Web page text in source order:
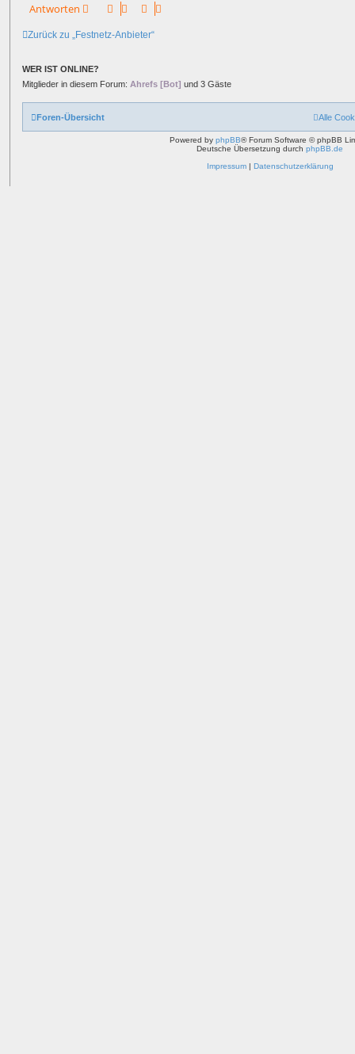
Antworten
Zurück zu „Festnetz-Anbieter“
WER IST ONLINE?
Mitglieder in diesem Forum: Ahrefs [Bot] und 3 Gäste
Foren-Übersicht Alle
Powered by phpBB® Forum Software © phpBB
Deutsche Übersetzung durch phpBB.de
Impressum| Datenschutzerklärung